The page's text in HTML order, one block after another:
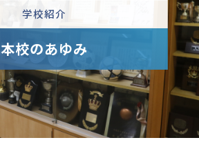
学校紹介
本校のあゆみ